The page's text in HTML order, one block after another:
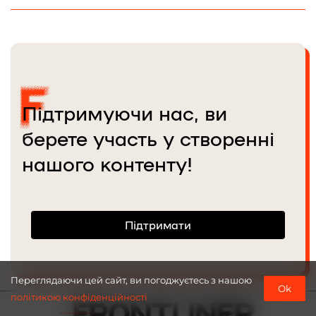
Переглядаючи цей сайт, ви погоджуєтесь з нашою
політикою конфіденційності
Ok
Підтримуючи нас, ви
берете участь у створенні
нашого контенту!
Підтримати